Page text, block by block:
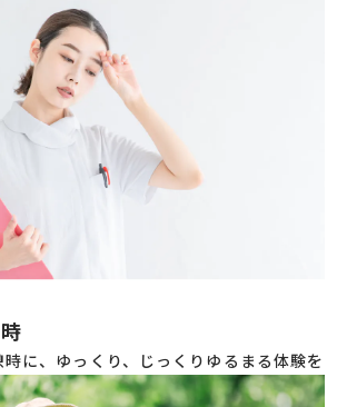
に、ゆっくり、じっくりゆるまる体験を